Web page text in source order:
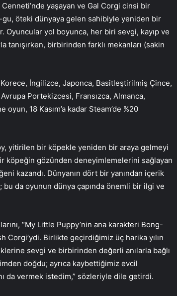
yaşayan ve Gal Corgi cinsi bir
öteki dünyaya gelen sahibiyle yeniden bir
Oyuncular yol boyunca, her biri sevgi, kayıp ve
birbirinden farklı mekanları (sakin
İngilizce, Japonca, Basitleştirilmiş Çince,
Portekizcesi, Fransızca, Almanca,
oyun, 18 Kasım’a kadar Steam’de %20
yitirilen bir köpekle yeniden bir araya gelmeyi
köpeğin gözünden deneyimlemelerini sağlayan
kazandı. Dünyanın dört bir yanından içerik
da oyunun dünya çapında önemli bir ilgi ve
“My Little Puppy’nin ana karakteri Bong-
Corgi’ydi. Birlikte geçirdiğimiz üç harika yılın
sevgi ve birbirinden değerli anılarla bağlı
doğdu; ayrıca kaybettiğimiz evcil
da vermek istedim,” sözleriyle dile getirdi.